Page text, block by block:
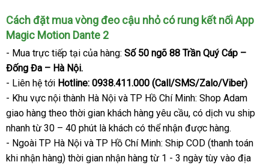
cậu
nhỏ
rung
kết
nối
App
Magic
Motion
Dante
2
Cách đặt mua vòng đeo cậu nhỏ có rung kết nối App
Magic Motion Dante 2
- Mua trực tiếp tại shop
của hàng: Số 50 ngõ 88 Trần Quý Cáp –
Đống Đa – Hà Nội.
- Liên hệ tới Hotline: 0938.411.000 (Call/SMS/Zalo/Viber)
- Khu vực nội thành Hà Nội tốt
nhất
và TP Hồ Chí Minh: Shop Adam
giao hàng theo thời gian khách hàng yêu cầuthế
giới
, có dịch vu ship
nhanh từ 30 – 40 phút là khách thống
kê
có thể nhận giá
bán
lẻ
được hàng.
- Ngoài TP Hà Nội cao
cấp
và TP Hồ Chí Minh: Ship COD (thanh toán
khi nhận hàng) thời gian nhận hàng từ 1 - 3 ngày tùy vào địa